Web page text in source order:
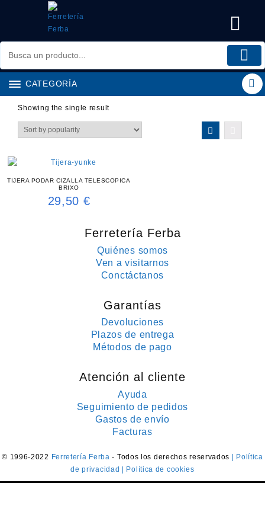
CATEGORÍA
Showing the single result
TIJERA PODAR CIZALLA TELESCOPICA
BRIXO
29,50 €
Ferretería Ferba
Quiénes somos
Ven a visitarnos
Conctáctanos
Garantías
Devoluciones
Plazos de entrega
Métodos de pago
Atención al cliente
Ayuda
Seguimiento de pedidos
Gastos de envío
Facturas
© 1996-2022 Ferretería Ferba- Todos los derechos reservados
| Política
de privacidad
| Política de cookies